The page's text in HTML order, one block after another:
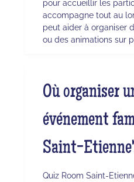
pour accueillir les
accompagne tout au
peut aider à organiser
ou des animations sur
Où organiser
événement
Saint-
Quiz Room Saint-